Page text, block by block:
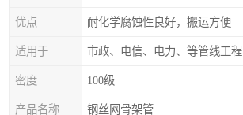
优点 耐化学腐蚀性良好，搬运方便
适用于 市政、电信、电力、等管线工程
密度 100级
产品名称 钢丝网骨架管